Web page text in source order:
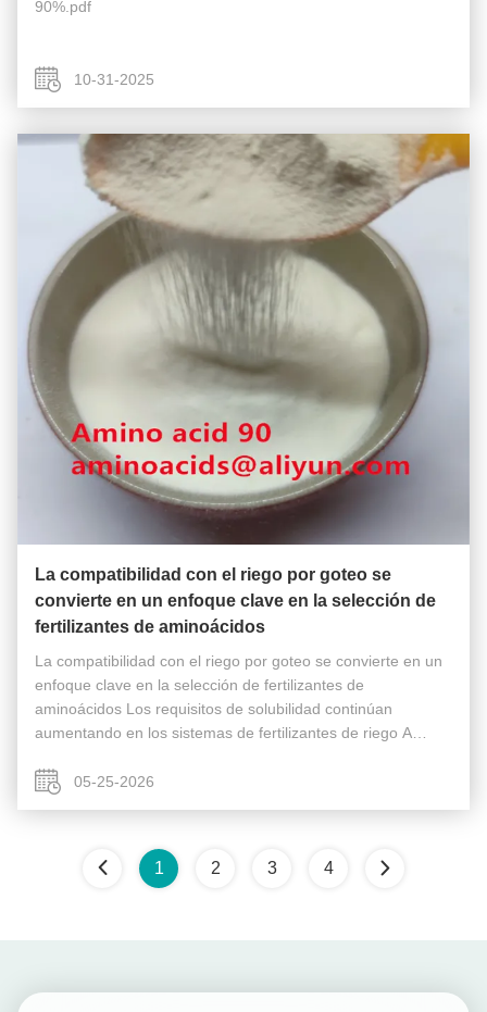
90%.pdf
10-31-2025
La compatibilidad con el riego por goteo se
convierte en un enfoque clave en la selección de
fertilizantes de aminoácidos
La compatibilidad con el riego por goteo se convierte en un
enfoque clave en la selección de fertilizantes de
aminoácidos Los requisitos de solubilidad continúan
aumentando en los sistemas de fertilizantes de riego A
ampliamente en el ...
05-25-2026
1 2 3 4